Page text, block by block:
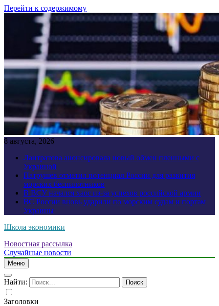
Перейти к содержимому
8 августа, 2026
Лантратова анонсировала новый обмен пленными с
Украиной
Патрушев отметил потенциал России для развития
морских беспилотников
В ВСУ начался хаос из-за успехов российской армии
ВС России вновь ударили по морским судам и портам
Украины
Школа экономики
Новостная рассылка
Случайные новости
Меню
Найти:
Заголовки